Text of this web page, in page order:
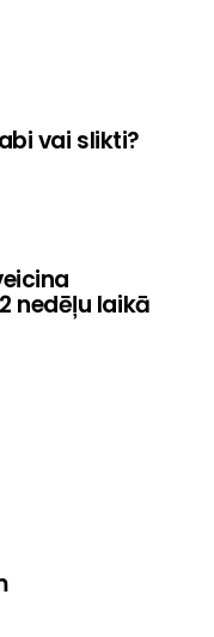
vai slikti?
nedēļu laikā